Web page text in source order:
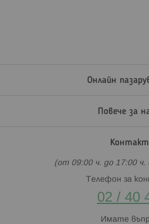
Онлайн
Повече за
(от 09:00 ч. до 17:00
Телефон за
02 / 40
Имате